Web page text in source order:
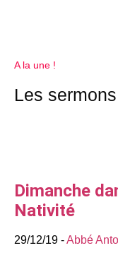
A la une !
Les sermons
Dimanche
Nativité
29/12/19 -Abbé